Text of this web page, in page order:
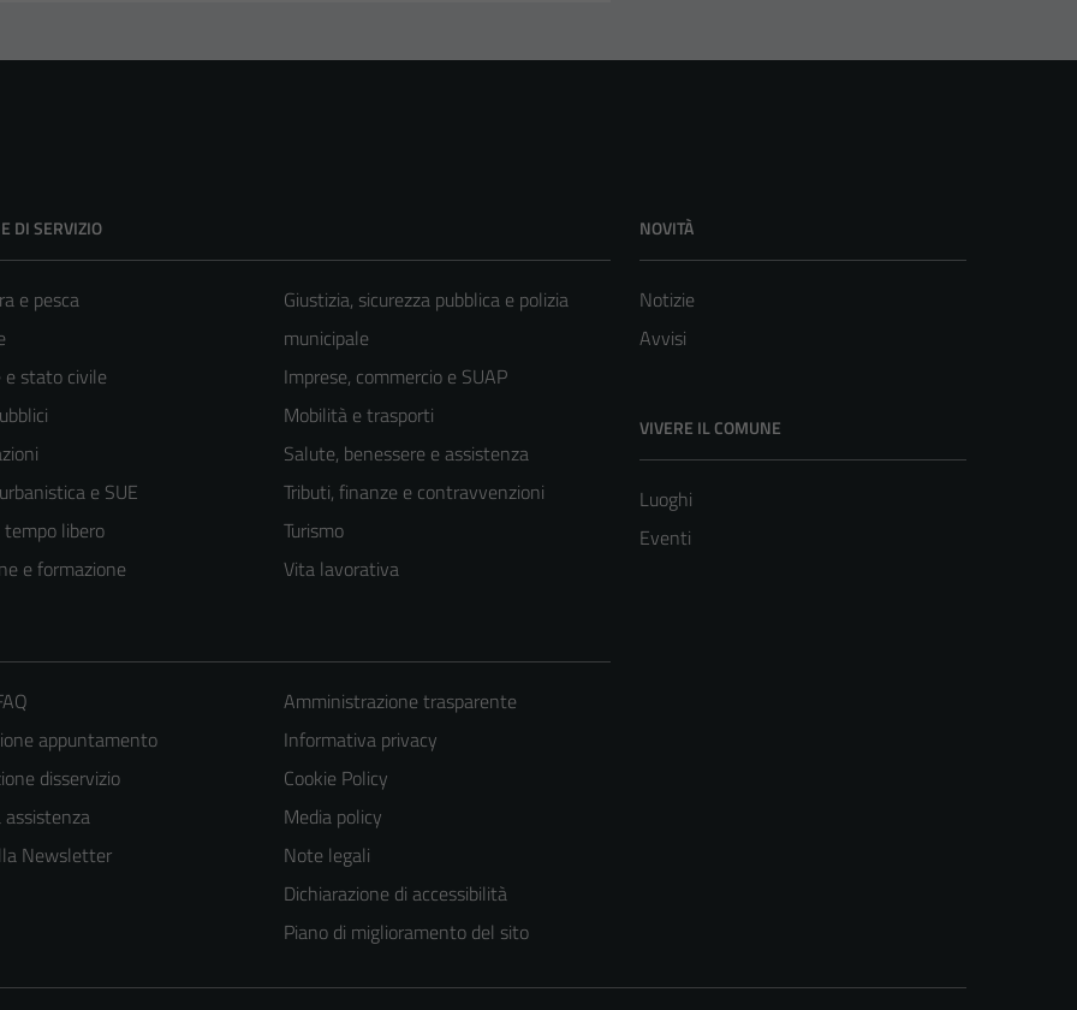
DI SERVIZIO
e pesca
e stato civile
e SUE
libero
e formazione
Giustizia, sicurezza pubblica e polizia
municipale
Imprese, commercio e SUAP
Mobilità e trasporti
Salute, benessere e assistenza
Tributi, finanze e contravvenzioni
Turismo
Vita lavorativa
NOVITÀ
Notizie
Avvisi
VIVERE IL COMUNE
Luoghi
Eventi
appuntamento
disservizio
Newsletter
Amministrazione trasparente
Informativa privacy
Cookie Policy
Media policy
Note legali
Dichiarazione di accessibilità
Piano di miglioramento del sito
Tecnici
Questi cookie
sono necessari
per il
funzionamento
possono